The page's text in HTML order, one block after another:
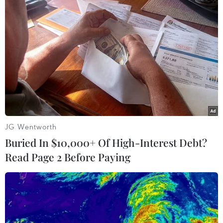
(TTXVN/Vietnam+)
#Phát thanh #Đài Tiếng nói Việt Nam
#Đại hội Đảng
JG Wentworth
Buried In $10,000+ Of High-Interest Debt?
Read Page 2 Before Paying